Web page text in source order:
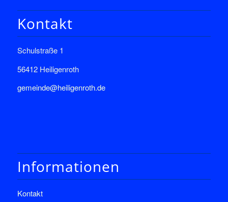
Kontakt
Schulstraße 1
56412 Heiligenroth
gemeinde@heiligenroth.de
Informationen
Kontakt